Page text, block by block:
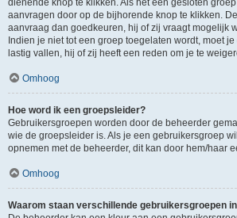
dienende knop te klikken. Als het een gesloten
aanvragen door op de bijhorende knop te klikken.
aanvraag dan goedkeuren, hij of zij vraagt mogelijk
Indien je niet tot een groep toegelaten wordt, moet
lastig vallen, hij of zij heeft een reden om je te
Omhoog
Hoe word ik een groepsleider?
Gebruikersgroepen worden door de beheerder
wie de groepsleider is. Als je een gebruikersgroep
opnemen met de beheerder, dit kan door hem/haar
Omhoog
Waarom staan verschillende gebruikersgroepen